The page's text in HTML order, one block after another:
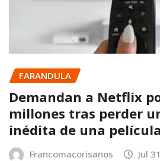
FARANDULA
Demandan a Netflix
millones tras perder
inédita de una película
Francomacorisanos Jul